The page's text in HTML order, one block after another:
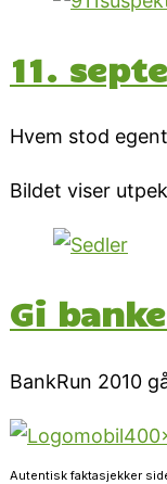
11.
Hvem stod
Bildet viser
Gi
BankRun 2010
Autentisk faktasjekker